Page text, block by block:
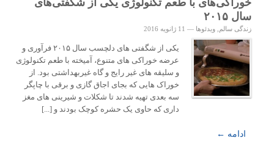
خوراکی‌های با طعم تکنولوژی یکی از شگفتی‌های
سال ۲۰۱۵
زندگی سالم, ویدئوها — 11 ژانویه 2016
یکی از شگفتی های دلچسب سال ۲۰۱۵ فرآوری و
عرضه خوراکی های متنوع، آمیخته با طعم تکنولوژی
و سلیقه های غیر رایج و گاه غیربهداشتی بود. از
خوراک هایی که بجای اجاق گازی و برقی با چاپگر
سه بعدی تهیه شدند تا شکلات و شیرینی های مغز
داری که حاوی یک حشره کوچک بودند و [...]
ادامه ←